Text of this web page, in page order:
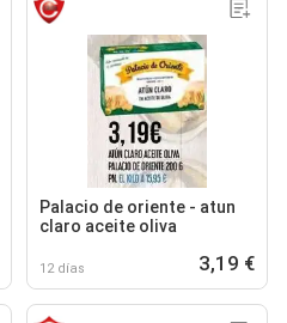
Palacio de oriente - atun
claro aceite oliva
12 días 3,19 €